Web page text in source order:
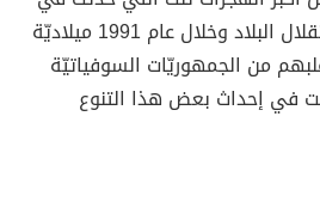
السنوات الأولى من استقلال البلاد وخلال عام 1991 ميلاديّة
أغلبهم من الجمهوريّات السوفياتيّة
في إحداث بعض هذا التنوع